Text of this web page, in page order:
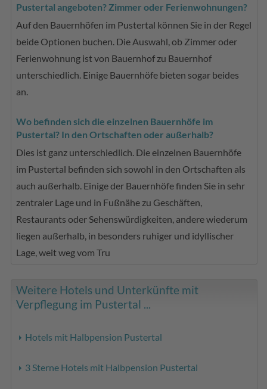
Pustertal angeboten? Zimmer oder Ferienwohnungen?
Auf den Bauernhöfen im Pustertal können Sie in der Regel
beide Optionen buchen. Die Auswahl, ob Zimmer oder
Ferienwohnung ist von Bauernhof zu Bauernhof
unterschiedlich. Einige Bauernhöfe bieten sogar beides
an.
Wo befinden sich die einzelnen Bauernhöfe im
Pustertal? In den Ortschaften oder außerhalb?
Dies ist ganz unterschiedlich. Die einzelnen Bauernhöfe
im Pustertal befinden sich sowohl in den Ortschaften als
auch außerhalb. Einige der Bauernhöfe finden Sie in sehr
zentraler Lage und in Fußnähe zu Geschäften,
Restaurants oder Sehenswürdigkeiten, andere wiederum
liegen außerhalb, in besonders ruhiger und idyllischer
Lage, weit weg vom Tru
Weitere Hotels und Unterkünfte mit
Verpflegung im Pustertal ...
Hotels mit Halbpension Pustertal
3 Sterne Hotels mit Halbpension Pustertal